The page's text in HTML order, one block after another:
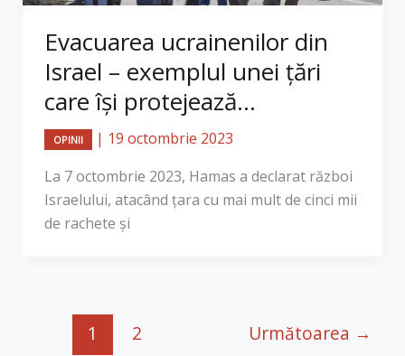
Evacuarea ucrainenilor din
Israel – exemplul unei țări
care își protejează...
OPINII | 19 octombrie 2023
La 7 octombrie 2023, Hamas a declarat război
Israelului, atacând țara cu mai mult de cinci mii
de rachete și
1 2 Următoarea →